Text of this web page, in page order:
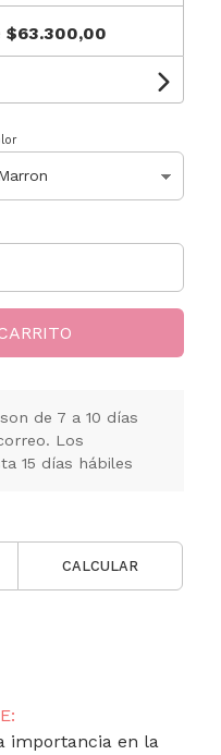
$63.300,00
de 7 a 10 días
Los
15 días hábiles
CALCULAR
importancia en la